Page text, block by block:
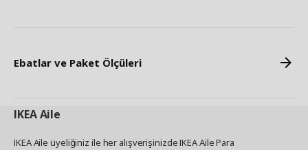
Ebatlar ve Paket Ölçüleri
IKEAAile
IKEA Aile üyeliğiniz ile her alışverişinizde IKEA Aile Para